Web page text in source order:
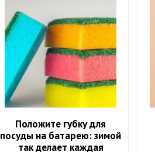
Положите губку для
посуды на батарею: зимой
так делает каждая